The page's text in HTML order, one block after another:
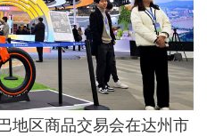
区商品交易会在达州市